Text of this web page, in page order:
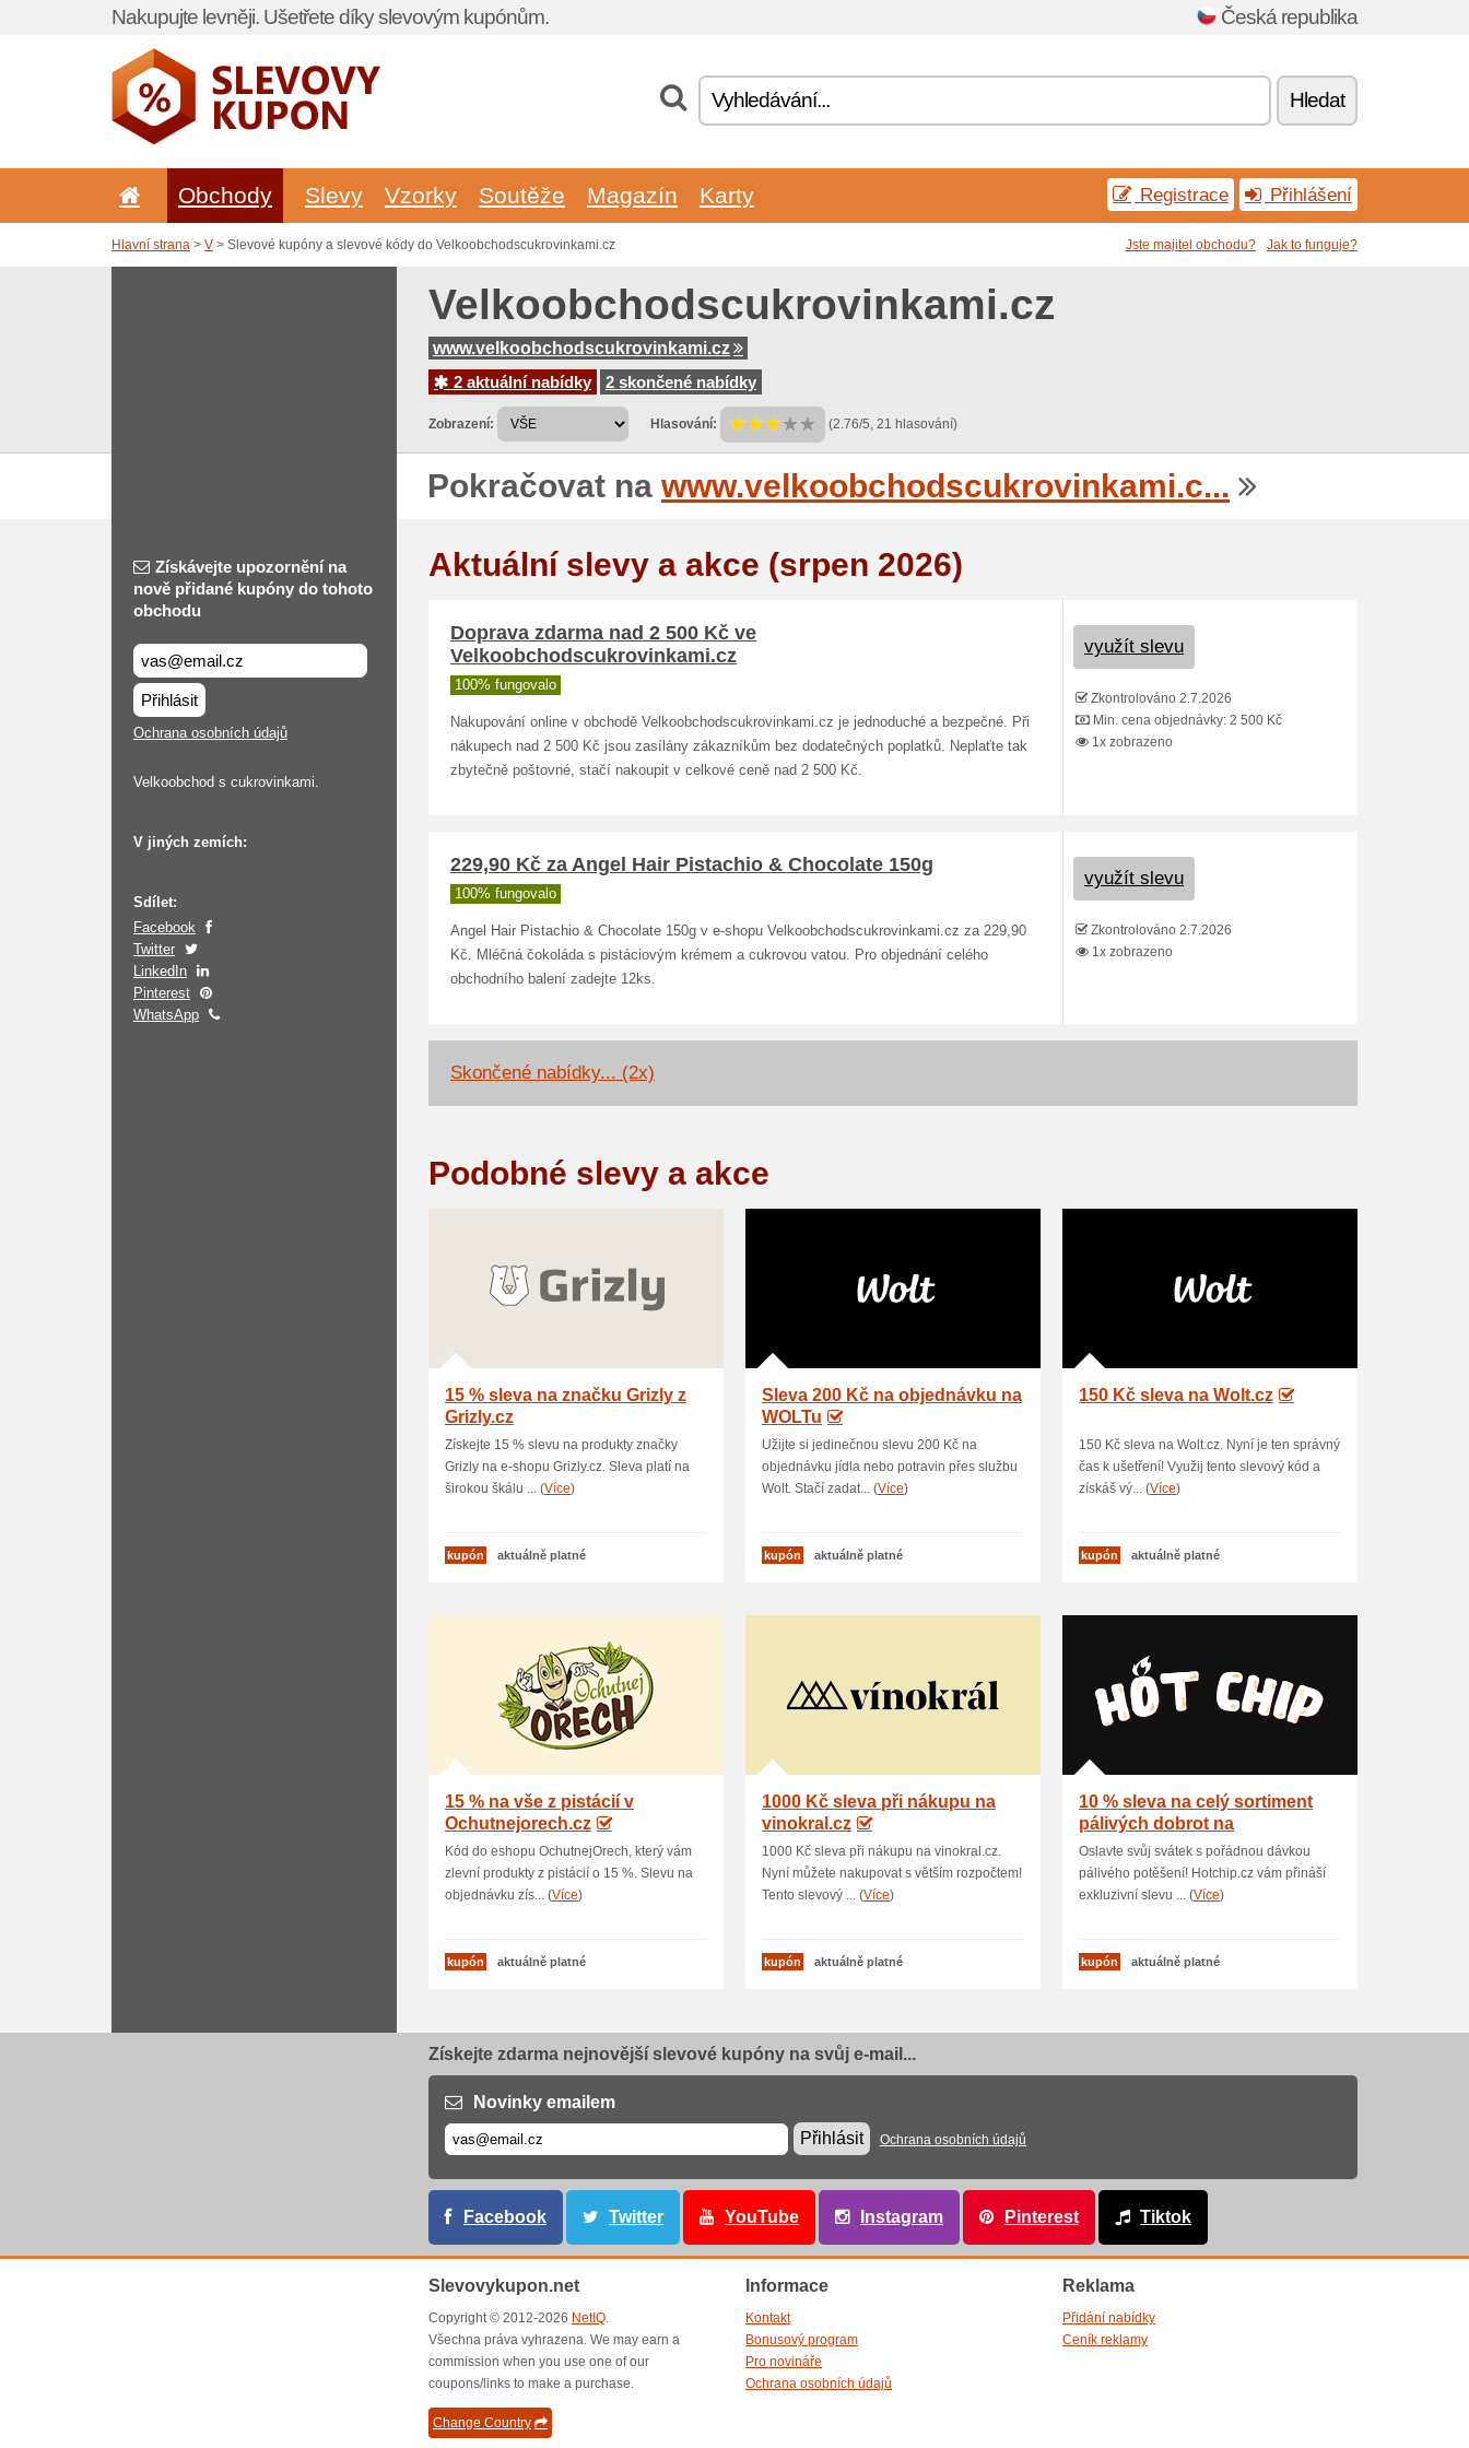
Nakupujte levněji. Ušetřete díky slevovým kupónům. Česká republika
Hledat
Obchody Slevy Vzorky Soutěže Magazín Karty Registrace Přihlášení
Hlavní strana > V > Slevové kupóny a slevové kódy do Velkoobchodscukrovinkami.cz Jste majitel obchodu? Jak to funguje?
Velkoobchodscukrovinkami.cz
www.velkoobchodscukrovinkami.cz
2 aktuální nabídky
2 skončené nabídky
Zobrazení: Hlasování: (2.76/5, 21 hlasování)
Pokračovat na www.velkoobchodscukrovinkami.c...
Získávejte upozornění na
nově přidané kupóny do tohoto
obchodu
Přihlásit
Ochrana osobních údajů
Velkoobchod s cukrovinkami.
V jiných zemích:
Sdílet:
Facebook
Twitter
LinkedIn
Pinterest
WhatsApp
Aktuální slevy a akce (srpen 2026)
Doprava zdarma nad 2 500 Kč ve
Velkoobchodscukrovinkami.cz
100% fungovalo
Nakupování online v obchodě Velkoobchodscukrovinkami.cz je jednoduché a bezpečné. Při
nákupech nad 2 500 Kč jsou zasílány zákazníkům bez dodatečných poplatků. Neplaťte tak
zbytečně poštovné, stačí nakoupit v celkové ceně nad 2 500 Kč.
využít slevu
Zkontrolováno 2.7.2026
Min. cena objednávky: 2 500 Kč
1x zobrazeno
229,90 Kč za Angel Hair Pistachio & Chocolate 150g
100% fungovalo
Angel Hair Pistachio & Chocolate 150g v e-shopu Velkoobchodscukrovinkami.cz za 229,90
Kč. Mléčná čokoláda s pistáciovým krémem a cukrovou vatou. Pro objednání celého
obchodního balení zadejte 12ks.
využít slevu
Zkontrolováno 2.7.2026
1x zobrazeno
Skončené nabídky... (2x)
Podobné slevy a akce
15 % sleva na značku Grizly z
Grizly.cz
Získejte 15 % slevu na produkty značky
Grizly na e-shopu Grizly.cz. Sleva platí na
širokou škálu ... (Více)
kupón aktuálně platné
Sleva 200 Kč na objednávku na
WOLTu
Užijte si jedinečnou slevu 200 Kč na
objednávku jídla nebo potravin přes službu
Wolt. Stačí zadat... (Více)
kupón aktuálně platné
150 Kč sleva na Wolt.cz
150 Kč sleva na Wolt.cz. Nyní je ten správný
čas k ušetření! Využij tento slevový kód a
získáš vý... (Více)
kupón aktuálně platné
15 % na vše z pistácií v
Ochutnejorech.cz
Kód do eshopu OchutnejOrech, který vám
zlevní produkty z pistácií o 15 %. Slevu na
objednávku zís... (Více)
kupón aktuálně platné
1000 Kč sleva při nákupu na
vinokral.cz
1000 Kč sleva při nákupu na vinokral.cz.
Nyní můžete nakupovat s větším rozpočtem!
Tento slevový ... (Více)
kupón aktuálně platné
10 % sleva na celý sortiment
pálivých dobrot na
Hotchip.cz
Oslavte svůj svátek s pořádnou dávkou
pálivého potěšení! Hotchip.cz vám přináší
exkluzivní slevu ... (Více)
kupón aktuálně platné
Získejte zdarma nejnovější slevové kupóny na svůj e-mail...
Novinky emailem
Přihlásit
Ochrana osobních údajů
Facebook Twitter YouTube Instagram Pinterest Tiktok
Slevovykupon.net
Copyright © 2012-2026 NetIQ.
Všechna práva vyhrazena. We may earn a
commission when you use one of our
coupons/links to make a purchase.
Change Country
Informace
Kontakt
Bonusový program
Pro novináře
Ochrana osobních údajů
Reklama
Přidání nabídky
Ceník reklamy